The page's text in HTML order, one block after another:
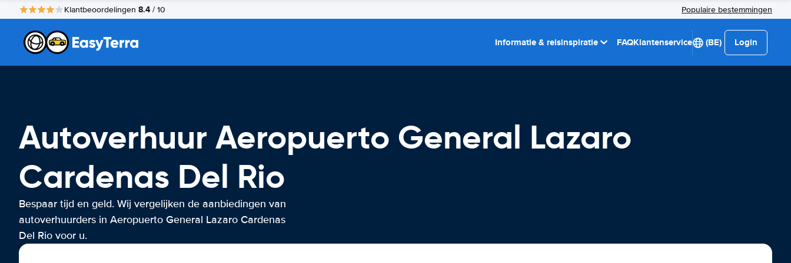
Klantbeoordelingen 8.4 / 10 Populaire bestemmingen
Informatie & reisinspiratie FAQKlantenservice (BE) Login
Autoverhuur Aeropuerto General Lazaro
Cardenas Del Rio
Bespaar tijd en geld. Wij vergelijken de aanbiedingen van
autoverhuurders in Aeropuerto General Lazaro Cardenas
Del Rio voor u.